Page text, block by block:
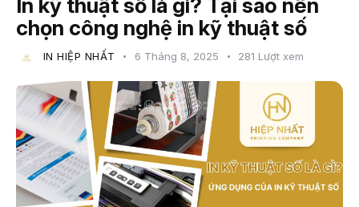
chọn công nghệ in kỹ thuật số
IN HIỆP NHẤT 6 Tháng 8, 2025 281 Lượt xem